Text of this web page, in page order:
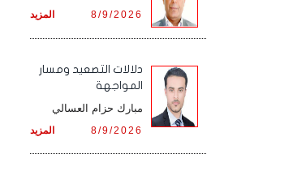
المزيد 8/9/2026
دلالات التصعيد ومسار
المواجهة
مبارك حزام العسالي
المزيد 8/9/2026